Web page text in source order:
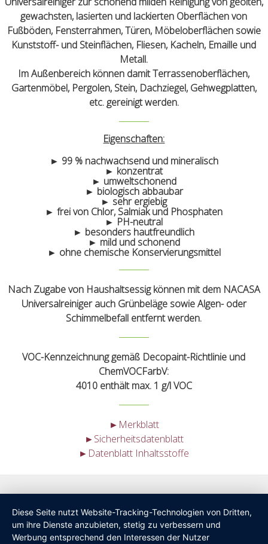
gewachsten, lasierten und lackierten Oberflächen von
Fußböden, Fensterrahmen, Türen, Möbeloberflächen sowie
Kunststoff- und Steinflächen, Fliesen, Kacheln, Emaille und
Metall.
Im Außenbereich können damit Terrassenoberflächen,
Gartenmöbel, Pergolen, Stein, Dachziegel, Gehwegplatten,
etc. gereinigt werden.
Eigenschaften:
► 99 % nachwachsend und mineralisch
► konzentrat
► umweltschonend
► biologisch abbaubar
► sehr ergiebig
► frei von Chlor, Salmiak und Phosphaten
► PH-neutral
► besonders hautfreundlich
► mild und schonend
► ohne chemische Konservierungsmittel
Nach Zugabe von Haushaltsessig können mit dem NACASA
Universalreiniger auch Grünbeläge sowie Algen- oder
Schimmelbefall entfernt werden.
VOC-Kennzeichnung gemäß Decopaint-Richtlinie und
ChemVOCFarbV:
4010 enthält max. 1 g/l VOC
►Merkblatt
►Sicherheitsdatenblatt
►Datenblatt Inhaltsstoffe
Diese Seite nutzt Website-Tracking-Technologien von Dritten,
um ihre Dienste anzubieten, stetig zu verbessern und
Werbung entsprechend den Interessen der Nutzer